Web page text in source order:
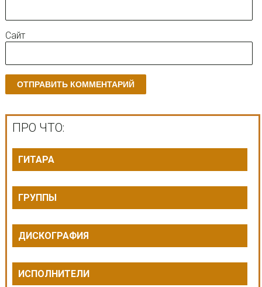
Сайт
ПРО ЧТО:
ГИТАРА
ГРУППЫ
ДИСКОГРАФИЯ
ИСПОЛНИТЕЛИ